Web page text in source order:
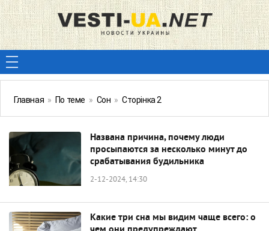
Главная » По теме » Сон » Сторінка 2
Названа причина, почему люди
просыпаются за несколько минут до
срабатывания будильника
2-12-2024, 14:30
Какие три сна мы видим чаще всего: о